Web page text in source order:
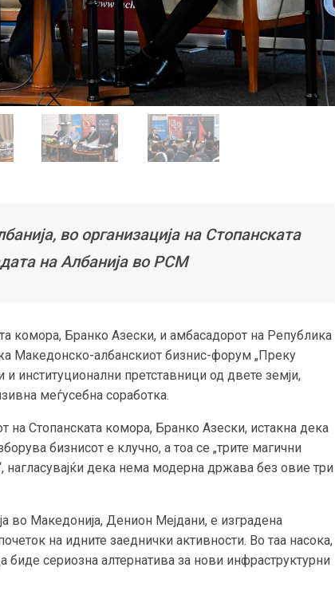
во организација на Стопанската
на Албанија во РСМ
комора, Бранко Азески, и амбасадорот на Република
Македонско-албанскиот бизнис-форум „Преку
и институционални претставници од двете земји,
меѓусебна соработка.
на Стопанската комора, Бранко Азески, истакна дека
бизнисот е клучно, а тоа се „трите магични
нагласувајќи дека нема модерна држава без овие три
во Македонија, Денион Мејдани, е изградена
на идните заеднички активности. Во таа насока,
биде сериозна алтернатива за нови инфраструктурни